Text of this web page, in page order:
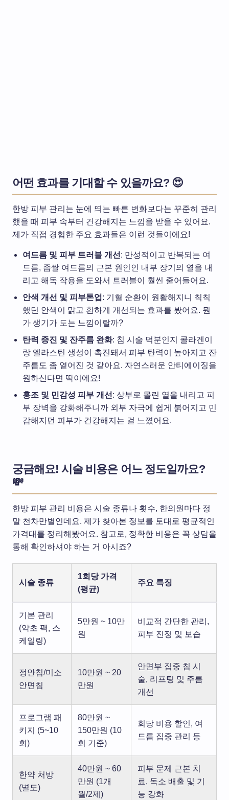
어떤 효과를 기대할 수 있을까요? 😍
한방 피부 관리는 눈에 띄는 빠른 변화보다는 꾸준히 관리
했을 때 피부 속부터 건강해지는 느낌을 받을 수 있어요.
제가 직접 경험한 주요 효과들은 이런 것들이에요!
여드름 및 피부 트러블 개선 : 만성적이고 반복되는 여
드름, 좁쌀 여드름의 근본 원인인 내부 장기의 열을 내
리고 해독 작용을 도와서 트러블이 훨씬 줄어들어요.
안색 개선 및 피부톤업 : 기혈 순환이 원활해지니 칙칙
했던 안색이 맑고 환하게 개선되는 효과를 봤어요. 뭔
가 생기가 도는 느낌이랄까?
탄력 증진 및 잔주름 완화: 침 시술 덕분인지 콜라겐이
랑 엘라스틴 생성이 촉진돼서 피부 탄력이 높아지고 잔
주름도 좀 옅어진 것 같아요. 자연스러운 안티에이징을
원하신다면 딱이에요!
홍조 및 민감성 피부 개선 : 상부로 몰린 열을 내리고 피
부 장벽을 강화해주니까 외부 자극에 쉽게 붉어지고 민
감해지던 피부가 건강해지는 걸 느꼈어요.
궁금해요! 시술 비용은 어느 정도일까요?
💸
한방 피부 관리 비용은 시술 종류나 횟수, 한의원마다 정
말 천차만별인데요. 제가 찾아본 정보를 토대로 평균적인
가격대를 정리해봤어요. 참고로, 정확한 비용은 꼭 상담을
통해 확인하셔야 하는 거 아시죠?
시술 종류
1회당 가격
(평균)
주요 특징
기본 관리
(약초 팩, 스
케일링)
5만원 ~ 10만
원
비교적 간단한 관리,
피부 진정 및 보습
정안침/미소
안면침
10만원 ~ 20
만원
안면부 집중 침 시
술, 리프팅 및 주름
개선
프로그램 패
키지 (5~10
회)
80만원 ~
150만원 (10
회 기준)
회당 비용 할인, 여
드름 집중 관리 등
한약 처방
(별도)
40만원 ~ 60
만원 (1개
월/2제)
피부 문제 근본 치
료, 독소 배출 및 기
능 강화